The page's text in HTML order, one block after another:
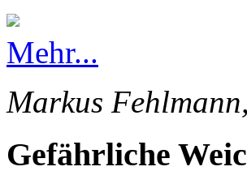
Mehr...
Markus
Gefährliche